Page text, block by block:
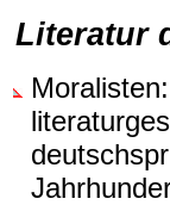
Literatur